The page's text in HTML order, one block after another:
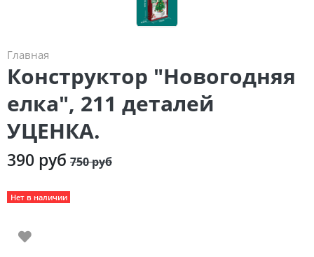
Главная
Конструктор "Новогодняя
елка", 211 деталей
УЦЕНКА.
390 руб 750 руб
Нет в наличии